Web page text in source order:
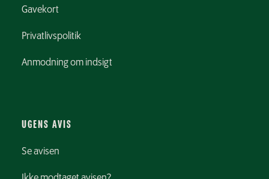
Gavekort
Privatlivspolitik
Anmodning om indsigt
UGENS AVIS
Se avisen